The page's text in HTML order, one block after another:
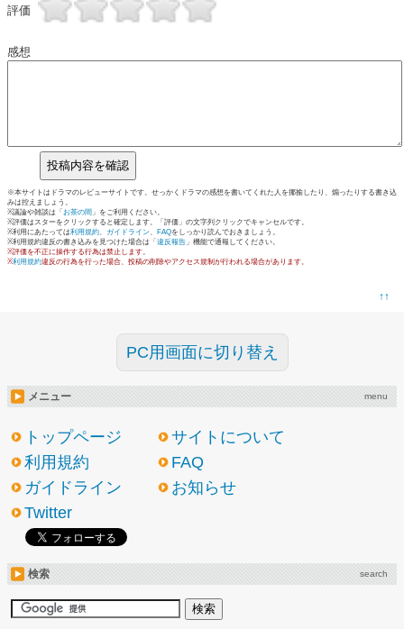
評価
感想
※本サイトはドラマのレビューサイトです。せっかくドラマの感想を書いてくれた人を揶揄したり、煽ったりする書き込
みは控えましょう。
※議論や雑談は「 お茶の間 」をご利用ください。
※評価はスターをクリックすると確定します。「評価」の文字列クリックでキャンセルです。
※利用にあたっては利用規約、 ガイドライン、 FAQをしっかり読んでおきましょう。
※利用規約違反の書き込みを見つけた場合は「 違反報告 」機能で通報してください。
※評価を不正に操作する行為は禁止します。
※利用規約違反の行為を行った場合、投稿の削除やアクセス規制が行われる場合があります。
↑↑
PC用画面に切り替え
メニュー menu
トップページ
サイトについて
利用規約
FAQ
ガイドライン
お知らせ
Twitter
検索 search